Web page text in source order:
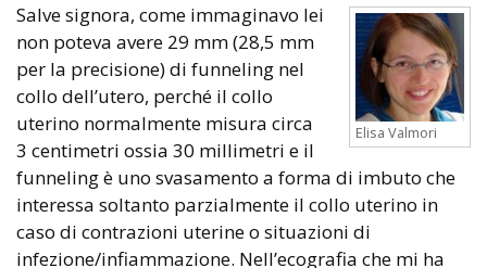
Elisa Valmori
Salve signora, come immaginavo lei
non poteva avere 29 mm (28,5 mm
per la precisione) di funneling nel
collo dell’utero, perché il collo
uterino normalmente misura circa
3 centimetri ossia 30 millimetri e il
funneling è uno svasamento a forma di imbuto che
interessa soltanto parzialmente il collo uterino in
caso di contrazioni uterine o situazioni di
infezione/infiammazione. Nell’ecografia che mi ha